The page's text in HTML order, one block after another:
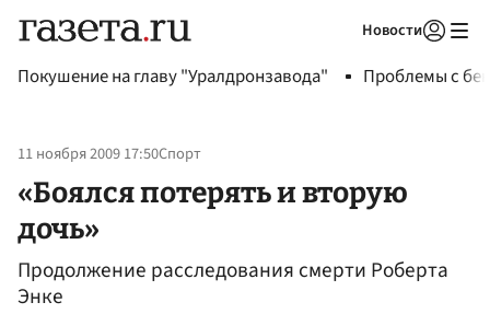
Новости
Покушение на главу "Уралдронзавода" Проблемы с
11 ноября 2009 17:50Спорт
«Боялся потерять и вторую
дочь»
Продолжение расследования смерти Роберта
Энке